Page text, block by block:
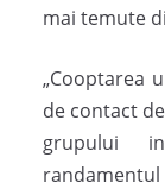
mai temute
„Cooptarea
de contact
grupului